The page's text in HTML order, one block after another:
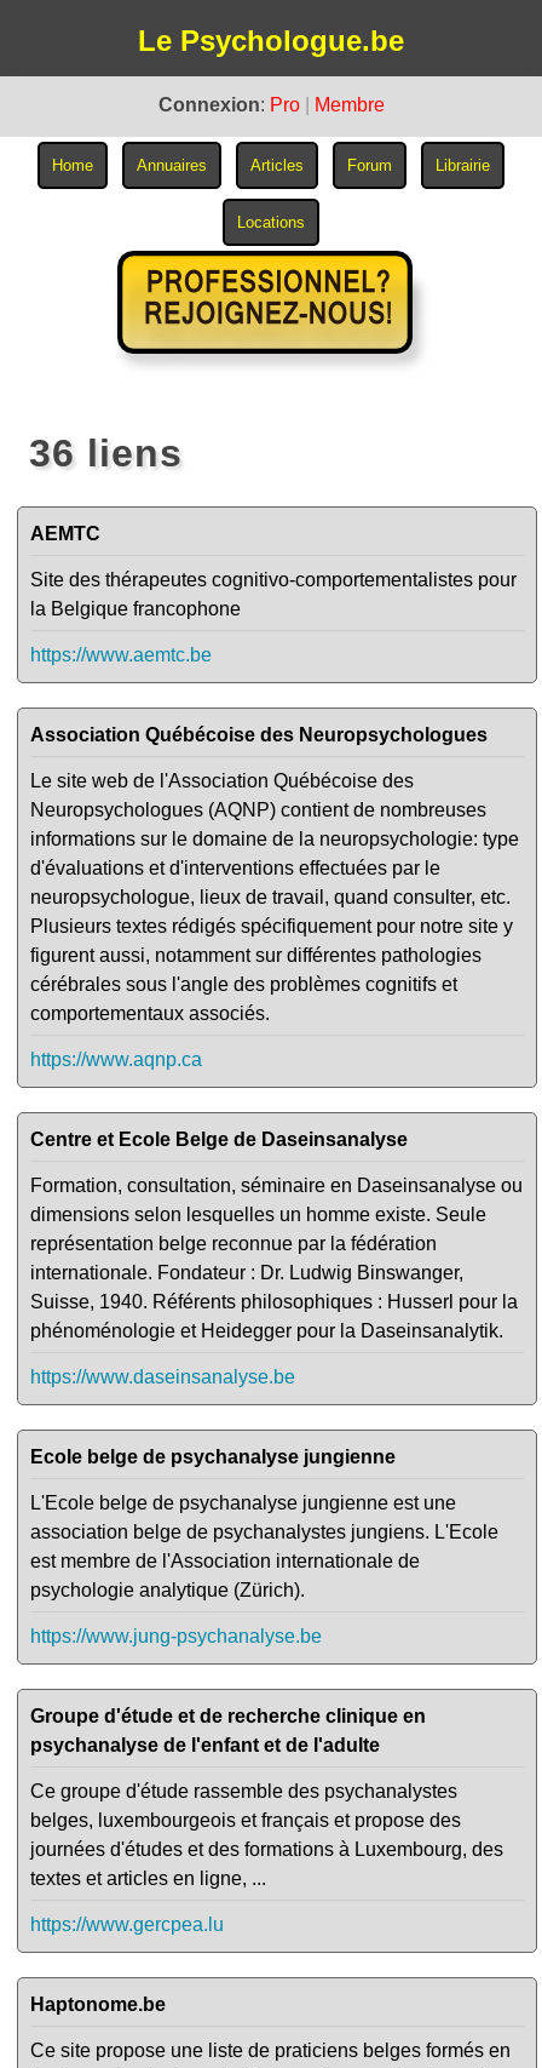
Le Psychologue.be
Connexion: Pro Membre
36 liens
AEMTC
Site des thérapeutes cognitivo-comportementalistes pour
la Belgique francophone
https://www.aemtc.be
Association Québécoise des Neuropsychologues
Le site web de l'Association Québécoise des
Neuropsychologues (AQNP) contient de nombreuses
informations sur le domaine de la neuropsychologie: type
d'évaluations et d'interventions effectuées par le
neuropsychologue, lieux de travail, quand consulter, etc.
Plusieurs textes rédigés spécifiquement pour notre site y
figurent aussi, notamment sur différentes pathologies
cérébrales sous l'angle des problèmes cognitifs et
comportementaux associés.
https://www.aqnp.ca
Centre et Ecole Belge de Daseinsanalyse
Formation, consultation, séminaire en Daseinsanalyse ou
dimensions selon lesquelles un homme existe. Seule
représentation belge reconnue par la fédération
internationale. Fondateur : Dr. Ludwig Binswanger,
Suisse, 1940. Référents philosophiques : Husserl pour la
phénoménologie et Heidegger pour la Daseinsanalytik.
https://www.daseinsanalyse.be
Ecole belge de psychanalyse jungienne
L'Ecole belge de psychanalyse jungienne est une
association belge de psychanalystes jungiens. L'Ecole
est membre de l'Association internationale de
psychologie analytique (Zürich).
https://www.jung-psychanalyse.be
Groupe d'étude et de recherche clinique en
psychanalyse de l'enfant et de l'adulte
Ce groupe d'étude rassemble des psychanalystes
belges, luxembourgeois et français et propose des
journées d'études et des formations à Luxembourg, des
textes et articles en ligne, ...
https://www.gercpea.lu
Haptonome.be
Ce site propose une liste de praticiens belges formés en